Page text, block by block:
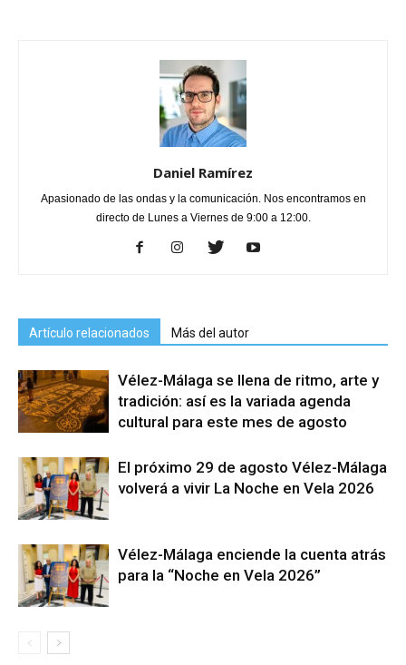
Daniel Ramírez
Apasionado de las ondas y la comunicación. Nos encontramos en
directo de Lunes a Viernes de 9:00 a 12:00.
Artículo relacionados Más del autor
Vélez-Málaga se llena de ritmo, arte y
tradición: así es la variada agenda
cultural para este mes de agosto
El próximo 29 de agosto Vélez-Málaga
volverá a vivir La Noche en Vela 2026
Vélez-Málaga enciende la cuenta atrás
para la “Noche en Vela 2026”